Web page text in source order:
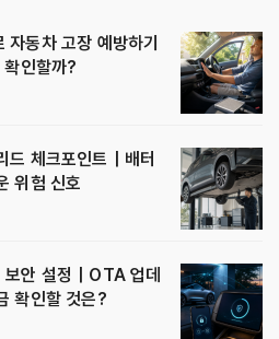
자동차 고장 예방하기
확인할까?
드 체크포인트｜배터
위험 신호
안 설정｜OTA 업데
확인할 것은?